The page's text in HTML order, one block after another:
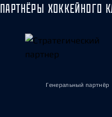
ПАРТНЁРЫ ХОККЕЙНОГО
Генеральный партнёр